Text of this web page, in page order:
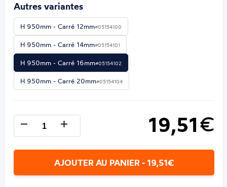
Autres variantes
H 950mm - Carré 12mm#05154100
H 950mm - Carré 14mm#05154101
H 950mm - Carré 16mm#05154102
H 950mm - Carré 20mm#05154104
19,51€
AJOUTER AU PANIER - 19,51€